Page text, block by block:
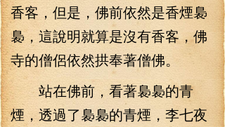
香客，但是，佛前依然是香煙裊
裊，這說明就算是沒有香客，佛
寺的僧侶依然拱奉著僧佛。
站在佛前，看著裊裊的青
煙，透過了裊裊的青煙，李七夜